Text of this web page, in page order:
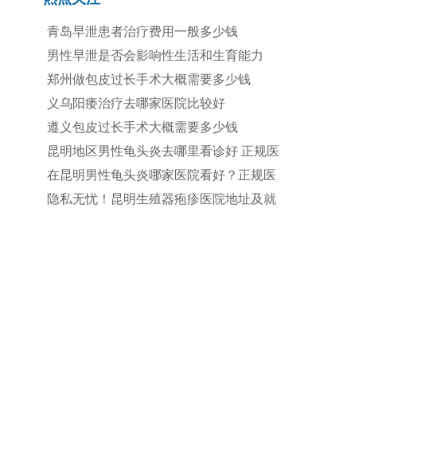
青岛早泄患者治疗费用一般多少钱
男性早泄是否会影响性生活和生育能力
郑州做包皮过长手术大概需要多少钱
义乌阳痿治疗去哪家医院比较好
遵义包皮过长手术大概需要多少钱
昆明地区男性龟头炎去哪里看诊好 正规医
院诊疗更具专业水准
在昆明男性龟头炎哪家医院看好？正规医
院值得选择
隐私无忧！昆明生殖器疱疹医院地址及就